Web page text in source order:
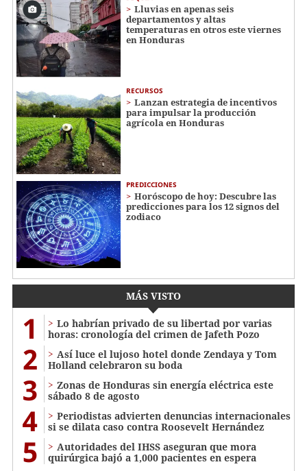
Lluvias en apenas seis
departamentos y altas
temperaturas en otros este viernes
en Honduras
RECURSOS
Lanzan estrategia de incentivos
para impulsar la producción
agrícola en Honduras
PREDICCIONES
Horóscopo de hoy: Descubre las
predicciones para los 12 signos del
zodiaco
MÁS VISTO
1
Lo habrían privado de su libertad por varias
horas: cronología del crimen de Jafeth Pozo
2
Así luce el lujoso hotel donde Zendaya y Tom
Holland celebraron su boda
3
Zonas de Honduras sin energía eléctrica este
sábado 8 de agosto
4
Periodistas advierten denuncias internacionales
si se dilata caso contra Roosevelt Hernández
5
Autoridades del IHSS aseguran que mora
quirúrgica bajó a 1,000 pacientes en espera